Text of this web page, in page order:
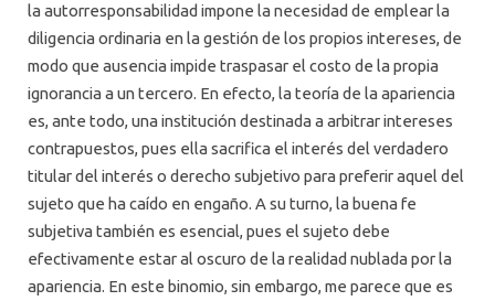
la autorresponsabilidad impone la necesidad de emplear la
diligencia ordinaria en la gestión de los propios intereses, de
modo que ausencia impide traspasar el costo de la propia
ignorancia a un tercero. En efecto, la teoría de la apariencia
es, ante todo, una institución destinada a arbitrar intereses
contrapuestos, pues ella sacrifica el interés del verdadero
titular del interés o derecho subjetivo para preferir aquel del
sujeto que ha caído en engaño. A su turno, la buena fe
subjetiva también es esencial, pues el sujeto debe
efectivamente estar al oscuro de la realidad nublada por la
apariencia. En este binomio, sin embargo, me parece que es